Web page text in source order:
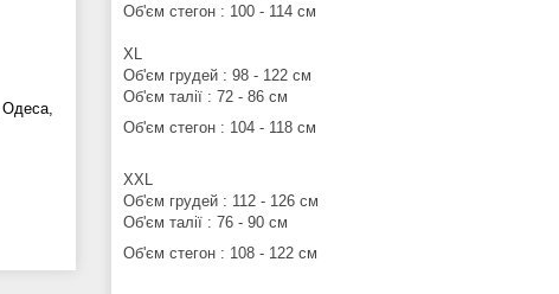
Об'єм стегон : 100 - 114 см
XL
Об'єм грудей : 98 - 122 см
Об'єм талії : 72 - 86 см
Об'єм стегон : 104 - 118 см
XXL
Об'єм грудей : 112 - 126 см
Об'єм талії : 76 - 90 см
Об'єм стегон : 108 - 122 см